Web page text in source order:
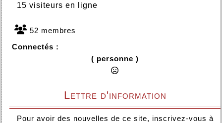
15 visiteurs en ligne
52 membres
Connectés :
( personne )
Lettre d'information
Pour avoir des nouvelles de ce site, inscrivez-vous à